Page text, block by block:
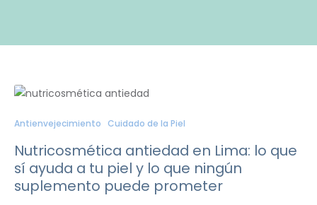
Antienvejecimiento Cuidado de la Piel
Nutricosmética antiedad en Lima: lo que
sí ayuda a tu piel y lo que ningún
suplemento puede prometer